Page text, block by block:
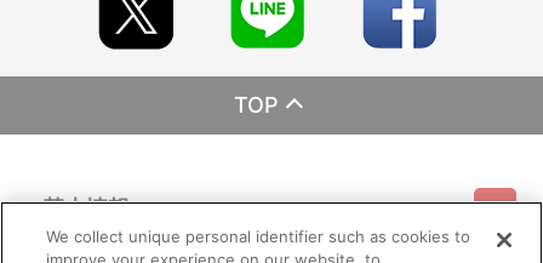
TOP
基本情報
We collect unique personal identifier such as cookies to